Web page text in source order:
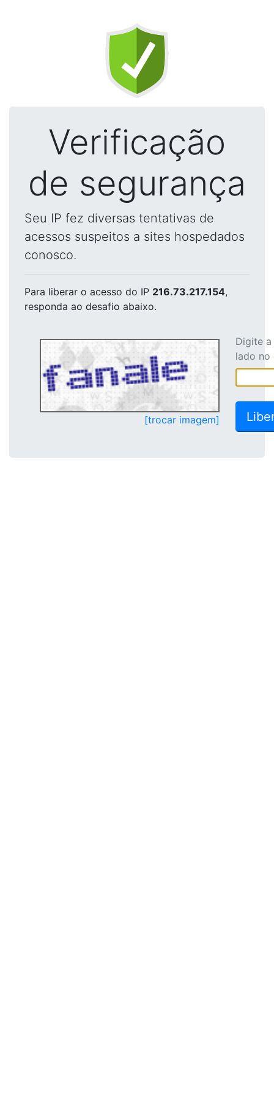
Verificação
de segurança
Seu IP fez diversas tentativas de
acessos suspeitos a sites hospedados
conosco.
Para liberar o acesso do IP 216.73.217.154,
responda ao desafio abaixo.
[trocar imagem]
Digite
lado no